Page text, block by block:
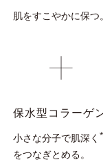
肌をすこやかに保つ。
保水型コラーゲ
小さな分子で肌深く
をつなぎとめる。